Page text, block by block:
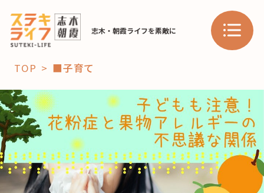
志木・朝霞ライフを素敵に
「コト」
子育て
暮らし
おすすめ
スポット 学び・教育
TOP ■子育て